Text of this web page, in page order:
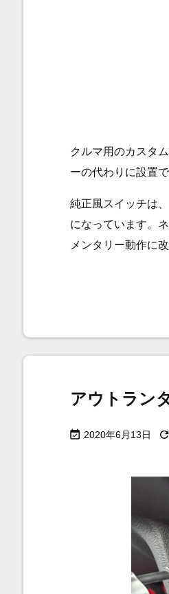
クルマ用のカスタ
ーの代わりに設置
純正風スイッチは
になっています。
メンタリー動作に
アウトラン
 2020年6月13日 